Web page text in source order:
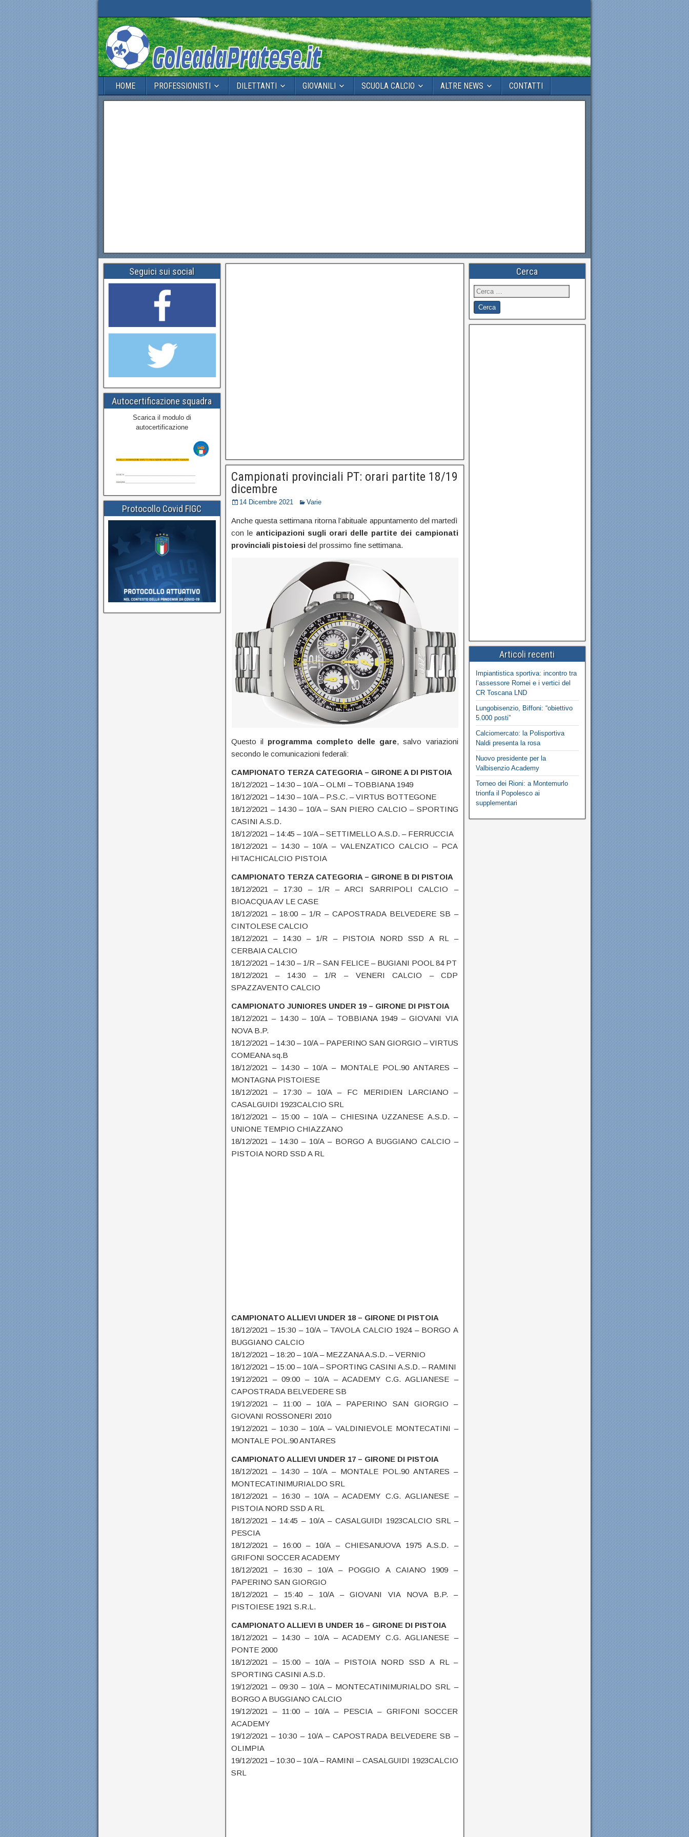
HOME PROFESSIONISTI DILETTANTI GIOVANILI SCUOLA CALCIO ALTRE NEWS CONTATTI
Campionati provinciali PT: orari partite 18/19
dicembre
14 Dicembre 2021 Varie
Anche questa settimana ritorna l’abituale appuntamento del martedì
con le anticipazioni sugli orari delle partite dei campionati
provinciali pistoiesi del prossimo fine settimana.
Questo il programma completo delle gare, salvo variazioni
secondo le comunicazioni federali:
CAMPIONATO TERZA CATEGORIA – GIRONE A DI PISTOIA
18/12/2021 – 14:30 – 10/A – OLMI – TOBBIANA 1949
18/12/2021 – 14:30 – 10/A – P.S.C. – VIRTUS BOTTEGONE
18/12/2021 – 14:30 – 10/A – SAN PIERO CALCIO – SPORTING
CASINI A.S.D.
18/12/2021 – 14:45 – 10/A – SETTIMELLO A.S.D. – FERRUCCIA
18/12/2021 – 14:30 – 10/A – VALENZATICO CALCIO – PCA
HITACHICALCIO PISTOIA
CAMPIONATO TERZA CATEGORIA – GIRONE B DI PISTOIA
18/12/2021 – 17:30 – 1/R – ARCI SARRIPOLI CALCIO –
BIOACQUA AV LE CASE
18/12/2021 – 18:00 – 1/R – CAPOSTRADA BELVEDERE SB –
CINTOLESE CALCIO
18/12/2021 – 14:30 – 1/R – PISTOIA NORD SSD A RL –
CERBAIA CALCIO
18/12/2021 – 14:30 – 1/R – SAN FELICE – BUGIANI POOL 84 PT
18/12/2021 – 14:30 – 1/R – VENERI CALCIO – CDP
SPAZZAVENTO CALCIO
CAMPIONATO JUNIORES UNDER 19 – GIRONE DI PISTOIA
18/12/2021 – 14:30 – 10/A – TOBBIANA 1949 – GIOVANI VIA
NOVA B.P.
18/12/2021 – 14:30 – 10/A – PAPERINO SAN GIORGIO – VIRTUS
COMEANA sq.B
18/12/2021 – 14:30 – 10/A – MONTALE POL.90 ANTARES –
MONTAGNA PISTOIESE
18/12/2021 – 17:30 – 10/A – FC MERIDIEN LARCIANO –
CASALGUIDI 1923CALCIO SRL
18/12/2021 – 15:00 – 10/A – CHIESINA UZZANESE A.S.D. –
UNIONE TEMPIO CHIAZZANO
18/12/2021 – 14:30 – 10/A – BORGO A BUGGIANO CALCIO –
PISTOIA NORD SSD A RL
CAMPIONATO ALLIEVI UNDER 18 – GIRONE DI PISTOIA
18/12/2021 – 15:30 – 10/A – TAVOLA CALCIO 1924 – BORGO A
BUGGIANO CALCIO
18/12/2021 – 18:20 – 10/A – MEZZANA A.S.D. – VERNIO
18/12/2021 – 15:00 – 10/A – SPORTING CASINI A.S.D. – RAMINI
19/12/2021 – 09:00 – 10/A – ACADEMY C.G. AGLIANESE –
CAPOSTRADA BELVEDERE SB
19/12/2021 – 11:00 – 10/A – PAPERINO SAN GIORGIO –
GIOVANI ROSSONERI 2010
19/12/2021 – 10:30 – 10/A – VALDINIEVOLE MONTECATINI –
MONTALE POL.90 ANTARES
CAMPIONATO ALLIEVI UNDER 17 – GIRONE DI PISTOIA
18/12/2021 – 14:30 – 10/A – MONTALE POL.90 ANTARES –
MONTECATINIMURIALDO SRL
18/12/2021 – 16:30 – 10/A – ACADEMY C.G. AGLIANESE –
PISTOIA NORD SSD A RL
18/12/2021 – 14:45 – 10/A – CASALGUIDI 1923CALCIO SRL –
PESCIA
18/12/2021 – 16:00 – 10/A – CHIESANUOVA 1975 A.S.D. –
GRIFONI SOCCER ACADEMY
18/12/2021 – 16:30 – 10/A – POGGIO A CAIANO 1909 –
PAPERINO SAN GIORGIO
18/12/2021 – 15:40 – 10/A – GIOVANI VIA NOVA B.P. –
PISTOIESE 1921 S.R.L.
CAMPIONATO ALLIEVI B UNDER 16 – GIRONE DI PISTOIA
18/12/2021 – 14:30 – 10/A – ACADEMY C.G. AGLIANESE –
PONTE 2000
18/12/2021 – 15:00 – 10/A – PISTOIA NORD SSD A RL –
SPORTING CASINI A.S.D.
19/12/2021 – 09:30 – 10/A – MONTECATINIMURIALDO SRL –
BORGO A BUGGIANO CALCIO
19/12/2021 – 11:00 – 10/A – PESCIA – GRIFONI SOCCER
ACADEMY
19/12/2021 – 10:30 – 10/A – CAPOSTRADA BELVEDERE SB –
OLIMPIA
19/12/2021 – 10:30 – 10/A – RAMINI – CASALGUIDI 1923CALCIO
SRL
Seguici sui social
Autocertificazione squadra
Scarica il modulo di
autocertificazione
Protocollo Covid FIGC
Cerca
Articoli recenti
Impiantistica sportiva: incontro tra
l’assessore Romei e i vertici del
CR Toscana LND
Lungobisenzio, Biffoni: “obiettivo
5.000 posti”
Calciomercato: la Polisportiva
Naldi presenta la rosa
Nuovo presidente per la
Valbisenzio Academy
Torneo dei Rioni: a Montemurlo
trionfa il Popolesco ai
supplementari